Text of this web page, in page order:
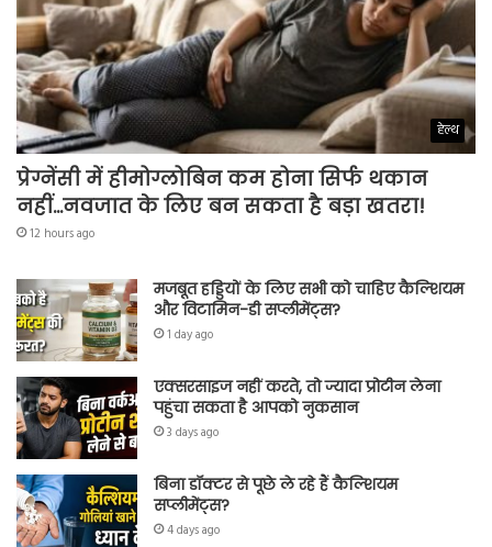
हेल्थ
प्रेग्नेंसी में हीमोग्लोबिन कम होना सिर्फ थकान
नहीं…नवजात के लिए बन सकता है बड़ा खतरा!
12 hours ago
मजबूत हड्डियों के लिए सभी को चाहिए कैल्शियम
और विटामिन-डी सप्लीमेंट्स?
1 day ago
एक्सरसाइज नहीं करते, तो ज्यादा प्रोटीन लेना
पहुंचा सकता है आपको नुकसान
3 days ago
बिना डॉक्टर से पूछे ले रहे हैं कैल्शियम
सप्लीमेंट्स?
4 days ago